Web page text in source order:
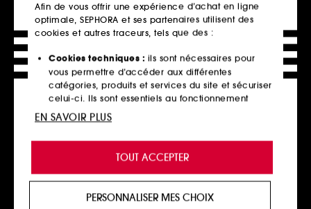
LE MONDE GOURMAND
Papaye Tropique – Brume de
parfum pour cheveux et
corps
18
35,00€
35,00€ 100ml
Ajouter au panier
GLOSSIER
Glossier You Doux
Eau de Parfum
32,00€
400,00€ /100ml
Edition limitée Edition limitée
Afin de vous offrir une expérience d’achat en ligne
optimale, SEPHORA et ses partenaires utilisent des
cookies et autres traceurs, tels que des :
Cookies techniques : ils sont nécessaires pour
vous permettre d’accéder aux différentes
catégories, produits et services du site et sécuriser
celui-ci. Ils sont essentiels au fonctionnement
technique du site et ne peuvent être désactivés.
de vous offrir une expérience enrichie et
personnalisée en vous recommandant des
produits, des services et des contenus qui
proposer des offres promotionnelles adaptées à
TOUT ACCEPTER
PERSONNALISER MES CHOIX
EN SAVOIR PLUS